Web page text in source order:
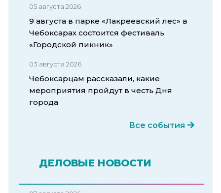
05 августа 2026
9 августа в парке «Лакреевский лес» в
Чебоксарах состоится фестиваль
«Городской пикник»
03 августа 2026
Чебоксарцам рассказали, какие
мероприятия пройдут в честь Дня
города
Все события
ДЕЛОВЫЕ НОВОСТИ